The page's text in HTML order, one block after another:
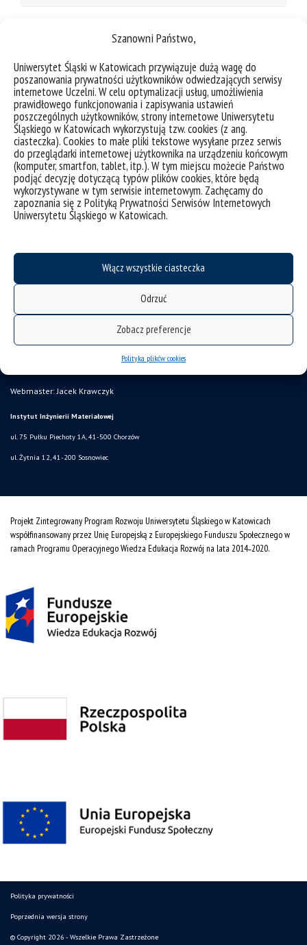
Szanowni Państwo,
Uniwersytet Śląski w Katowicach przywiązuje dużą wagę do
poszanowania prywatności użytkowników odwiedzających serwisy
internetowe Uczelni. W celu optymalizacji usług, umożliwienia
prawidłowego funkcjonowania i zapisywania ustawień
poszczególnych użytkowników, strony internetowe Uniwersytetu
Śląskiego w Katowicach wykorzystują tzw. cookies (z ang.
ciasteczka). Cookies to małe pliki tekstowe wysyłane przez serwis
do przeglądarki internetowej użytkownika na urządzeniu końcowym
(komputer, smartfon, tablet, itp.). W tym miejscu możecie Państwo
podjąć decyzję dotyczącą typów plików cookies, które będą
wykorzystywane w tym serwisie internetowym. Zachęcamy do
zapoznania się z Polityką Prywatności Serwisów Internetowych
Uniwersytetu Śląskiego w Katowicach.
Włącz wszystkie ciasteczka
Odrzuć
Zobacz preferencje
Polityka plików cookies
deklaracja dostępności
Webmaster: Jacek Krawczyk
Instytut Inżynierii Materiałowej
ul. 75 Pułku Piechoty 1A, 41-500 Chorzów
ul. Żytnia 12, 41-200 Sosnowiec
Projekt Zintegrowany Program Rozwoju Uniwersytetu Śląskiego w Katowicach
współfinansowany przez Unię Europejską z Europejskiego Funduszu Społecznego w
ramach Programu Operacyjnego Wiedza Edukacja Rozwój na lata 2014˗2020.
Polityka prywatności
Poprzednia wersja strony
© Copyright 2026 - Wszelkie Prawa Zastrzeżone